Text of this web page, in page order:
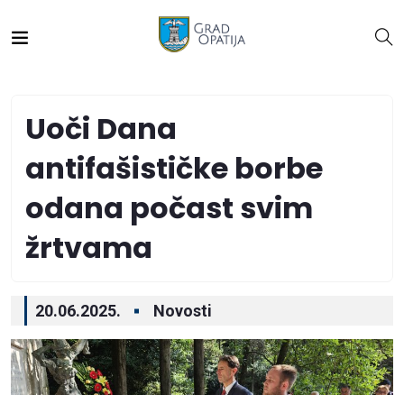
Uoči Dana
antifašističke borbe
odana počast svim
žrtvama
20.06.2025. Novosti